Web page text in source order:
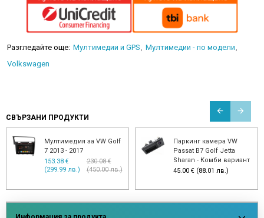
Разгледайте още: Мултимедии и GPS
Мултимедии - по модели
Volkswagen
СВЪРЗАНИ ПРОДУКТИ
Мултимедия за VW Golf
7 2013 - 2017
153.38 €
(299.99 лв.)
230.08 €
(450.00 лв.)
Паркинг камера VW
Passat B7 Golf Jetta
Sharan - Комби вариант
45.00 € (88.01 лв.)